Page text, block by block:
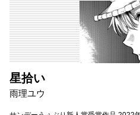
星拾い
雨理ユウ